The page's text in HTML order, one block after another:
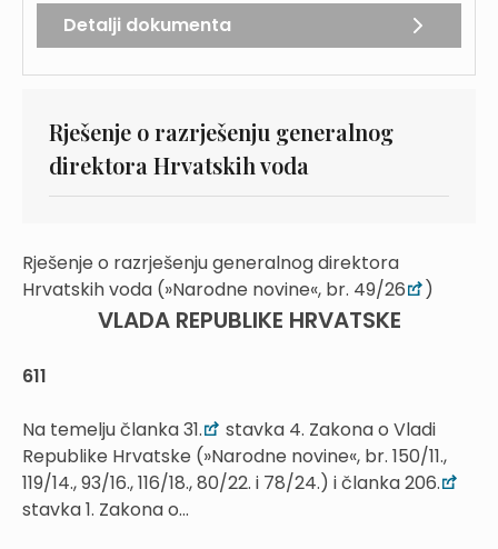
Detalji dokumenta
Rješenje o razrješenju generalnog
direktora Hrvatskih voda
Rješenje o razrješenju generalnog direktora
Hrvatskih voda (»Narodne novine«, br. 49/26
)
VLADA REPUBLIKE HRVATSKE
611
Na temelju članka 31.
stavka 4. Zakona o Vladi
Republike Hrvatske (»Narodne novine«, br. 150/11.,
119/14., 93/16., 116/18., 80/22. i 78/24.) i članka 206.
stavka 1. Zakona o...